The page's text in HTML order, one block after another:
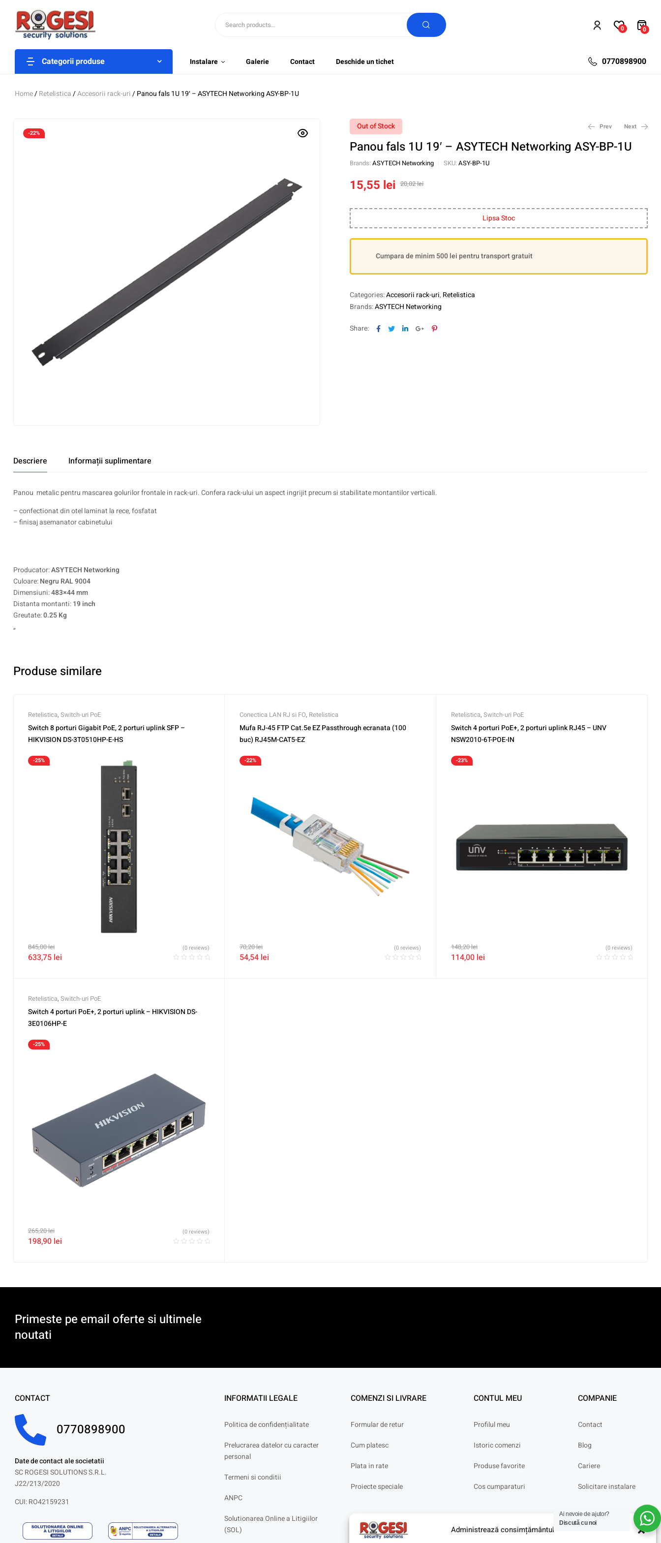
Administrează consimțământul
0 0
Categorii produse Instalare Galerie Contact Deschide un tichet 0770898900
Home/Retelistica/Accesorii rack-uri/ Panou fals 1U 19′ – ASYTECH Networking ASY-BP-1U
-22%
Out of Stock Prev Next
Panou fals 1U 19′ – ASYTECH Networking ASY-BP-1U
Brands: ASYTECH Networking SKU: ASY-BP-1U
20,02lei
15,55 lei
Lipsa Stoc
Cumpara de minim 500 lei pentru transport gratuit
Categories:Accesorii rack-uri, Retelistica
Brands:ASYTECH Networking
Share: Facebook
TwitterLinkedinGoogle+Pinterest
Descriere Informații suplimentare
Panou metalic pentru mascarea golurilor frontale in rack-uri. Confera rack-ului un aspect ingrijit precum si stabilitate montantilor verticali.
– confectionat din otel laminat la rece, fosfatat
– finisaj asemanator cabinetului
Producator:ASYTECH Networking
Culoare:Negru RAL 9004
Dimensiuni:483×44 mm
Distanta montanti:19 inch
Greutate:0.25 Kg
„
Produse similare
Retelistica, Switch-uri PoE
Switch 8 porturi Gigabit PoE, 2 porturi uplink SFP –
HIKVISION DS-3T0510HP-E-HS
-25%
845,00lei
633,75 lei
(0 reviews)
Conectica LAN RJ si FO, Retelistica
Mufa RJ-45 FTP Cat.5e EZ Passthrough ecranata (100
buc) RJ45M-CAT5-EZ
-22%
70,20lei
54,54 lei
(0 reviews)
Retelistica, Switch-uri PoE
Switch 4 porturi PoE+, 2 porturi uplink RJ45 – UNV
NSW2010-6T-POE-IN
-23%
148,20lei
114,00 lei
(0 reviews)
Retelistica, Switch-uri PoE
Switch 4 porturi PoE+, 2 porturi uplink – HIKVISION DS-
3E0106HP-E
-25%
265,20lei
198,90 lei
(0 reviews)
Primeste pe email oferte si ultimele
noutati
CONTACT
0770898900
Date de contact ale societatii
SC ROGESI SOLUTIONS S.R.L.
J22/213/2020
CUI: RO42159231
INFORMATII LEGALE
Politica de confidențialitate
Prelucrarea datelor cu caracter
personal
Termeni si conditii
ANPC
Solutionarea Online a Litigiilor
(SOL)
COMENZI SI LIVRARE
Formular de retur
Cum platesc
Plata in rate
Proiecte speciale
CONTUL MEU
Profilul meu
Istoric comenzi
Produse favorite
Cos cumparaturi
COMPANIE
Contact
Blog
Cariere
Solicitare instalare
Ai nevoie de ajutor?
Discută cu noi